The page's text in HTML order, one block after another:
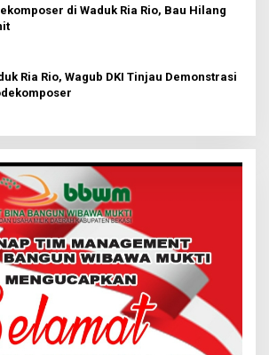
di Waduk Ria Rio, Bau Hilang
Ria Rio, Wagub DKI Tinjau Demonstrasi